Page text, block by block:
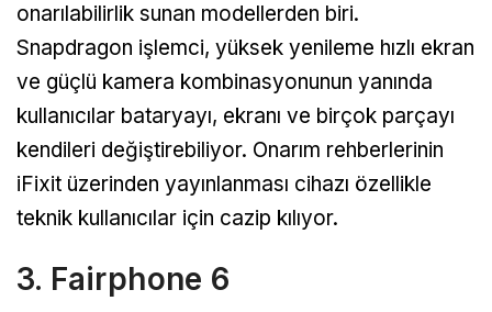
onarılabilirlik sunan modellerden biri.
Snapdragon işlemci, yüksek yenileme hızlı ekran
ve güçlü kamera kombinasyonunun yanında
kullanıcılar bataryayı, ekranı ve birçok parçayı
kendileri değiştirebiliyor. Onarım rehberlerinin
iFixit üzerinden yayınlanması cihazı özellikle
teknik kullanıcılar için cazip kılıyor.
3. Fairphone 6